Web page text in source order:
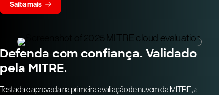
Saiba mais
Defenda com confiança. Validado
pela MITRE.
Testada e aprovada na primeira avaliação de nuvem da MITRE, a